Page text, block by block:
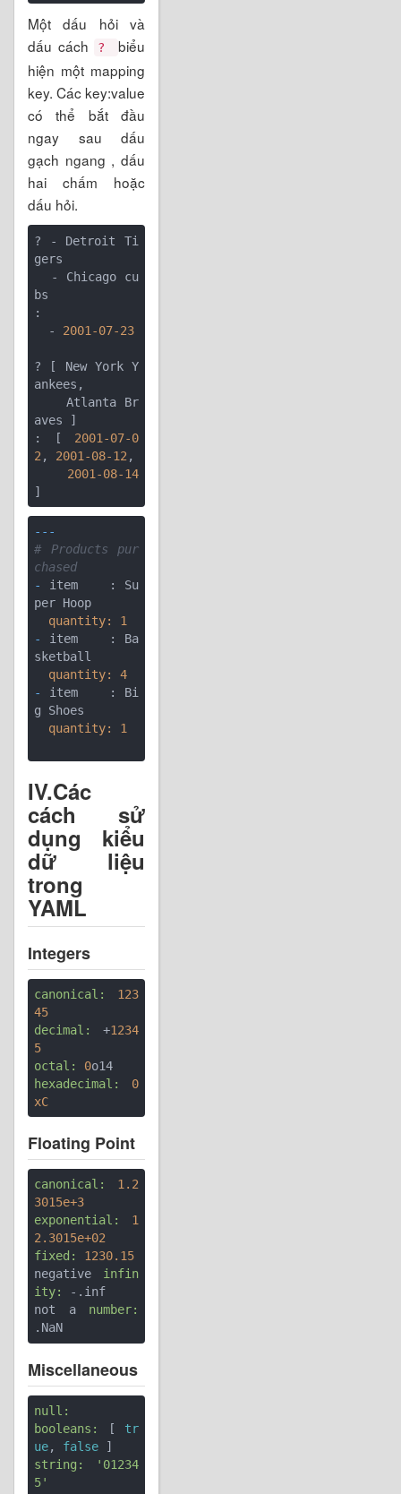
Một dấu hỏi và
dấu cách
?
biểu
hiện một mapping
key. Các key:value
có thể bắt đầu
ngay sau dấu
gạch ngang , dấu
hai chấm hoặc
dấu hỏi.
? - Detroit Ti
gers
bs
:
  -
2001 -07-23
? [ New York Y
ankees,
aves ]
: [ 2001 -07-0
2 , 2001 -08-12 ,
2001 -08-14
---
# Products pur
chased
-
item    : Su
  quantity:
1
-
item    : Ba
  quantity:
4
-
item    : Bi
  quantity:
1
IV.Các
cách sử
dụng kiểu
dữ liệu
trong
YAML
Integers
canonical:
123
45
decimal:
+1234
5
octal:
0
hexadecimal:
0
xC
Floating Point
canonical:
1.2
3015e+3
exponential:
1
2.3015e+02
fixed:
1230.15
negative infin
ity:
-.inf
not a number:
Miscellaneous
null:
booleans:
[ tr
ue, false
string:
'01234
5'